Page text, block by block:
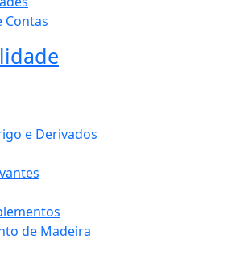
Contas
e Derivados
de Madeira